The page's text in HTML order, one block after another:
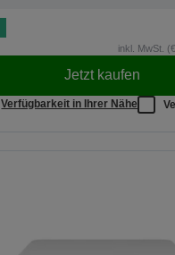
inkl. MwSt.
Jetzt kaufen
Verfügbarkeit in Ihrer Nähe